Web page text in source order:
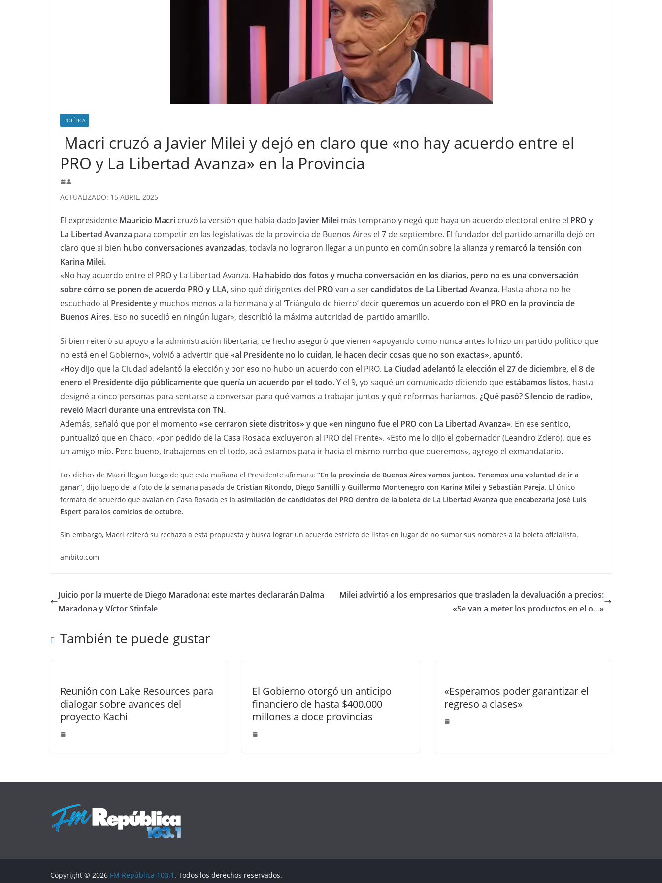
POLÍTICA
Macri cruzó a Javier Milei y dejó en claro que «no hay acuerdo entre el
PRO y La Libertad Avanza» en la Provincia
ACTUALIZADO: 15 ABRIL, 2025
El expresidente Mauricio Macri cruzó la versión que había dado Javier Milei más temprano y negó que haya un acuerdo electoral entre el PRO y
La Libertad Avanza para competir en las legislativas de la provincia de Buenos Aires el 7 de septiembre. El fundador del partido amarillo dejó en
claro que si bien hubo conversaciones avanzadas, todavía no lograron llegar a un punto en común sobre la alianza y remarcó la tensión con
Karina Milei.
«No hay acuerdo entre el PRO y La Libertad Avanza. Ha habido dos fotos y mucha conversación en los diarios, pero no es una conversación
sobre cómo se ponen de acuerdo PRO y LLA, sino qué dirigentes del PRO van a sercandidatos de La Libertad Avanza. Hasta ahora no he
escuchado al Presidentey muchos menos a la hermana y al ‘Triángulo de hierro’ decirqueremos un acuerdo con el PRO en la provincia de
Buenos Aires. Eso no sucedió en ningún lugar», describió la máxima autoridad del partido amarillo.
Si bien reiteró su apoyo a la administración libertaria, de hecho aseguró que vienen «apoyando como nunca antes lo hizo un partido político que
no está en el Gobierno», volvió a advertir que«al Presidente no lo cuidan, le hacen decir cosas que no son exactas», apuntó.
«Hoy dijo que la Ciudad adelantó la elección y por eso no hubo un acuerdo con el PRO. La Ciudad adelantó la elección el 27 de diciembre, el 8 de
enero el Presidente dijo públicamente que quería un acuerdo por el todo. Y el 9, yo saqué un comunicado diciendo queestábamos listos, hasta
designé a cinco personas para sentarse a conversar para qué vamos a trabajar juntos y qué reformas haríamos. ¿Qué pasó? Silencio de radio»,
reveló Macri durante una entrevista con TN.
Además, señaló que por el momento «se cerraron siete distritos» y que «en ninguno fue el PRO con La Libertad Avanza». En ese sentido,
puntualizó que en Chaco, «por pedido de la Casa Rosada excluyeron al PRO del Frente». «Esto me lo dijo el gobernador (Leandro Zdero), que es
un amigo mío. Pero bueno, trabajemos en el todo, acá estamos para ir hacia el mismo rumbo que queremos», agregó el exmandatario.
Los dichos de Macri llegan luego de que esta mañana el Presidente afirmara: “En la provincia de Buenos Aires vamos juntos. Tenemos una voluntad de ir a
ganar”, dijo luego de la foto de la semana pasada de Cristian Ritondo, Diego Santilli y Guillermo Montenegro con Karina Milei y Sebastián Pareja. El único
formato de acuerdo que avalan en Casa Rosada es la asimilación de candidatos del PRO dentro de la boleta de La Libertad Avanza que encabezaría José Luis
Espert para los comicios de octubre.
Sin embargo, Macri reiteró su rechazo a esta propuesta y busca lograr un acuerdo estricto de listas en lugar de no sumar sus nombres a la boleta oficialista.
ambito.com
Juicio por la muerte de Diego Maradona: este martes declararán Dalma
Maradona y Víctor Stinfale
Milei advirtió a los empresarios que trasladen la devaluación a precios:
«Se van a meter los productos en el o…»
También te puede gustar
Reunión con Lake Resources para
dialogar sobre avances del
proyecto Kachi
El Gobierno otorgó un anticipo
financiero de hasta $400.000
millones a doce provincias
«Esperamos poder garantizar el
regreso a clases»
Copyright © 2026 FM República 103.1 . Todos los derechos reservados.